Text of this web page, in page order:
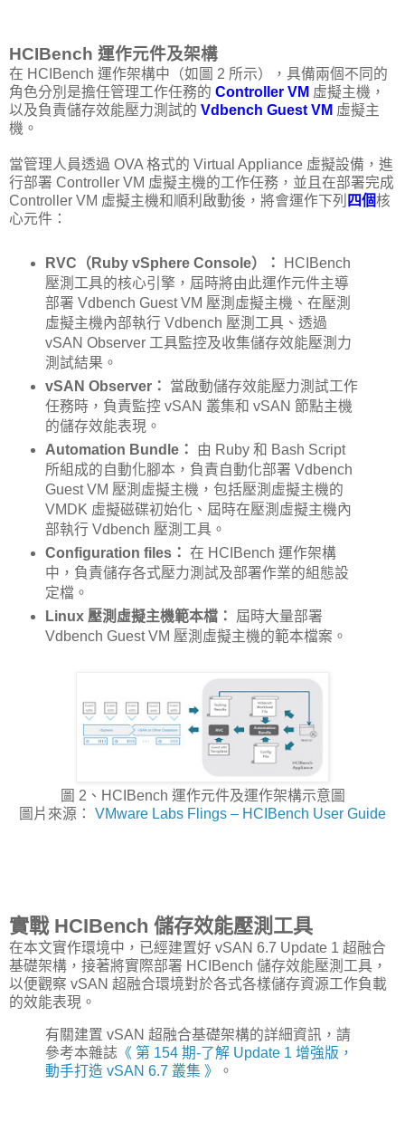
HCIBench 運作元件及架構
在 HCIBench 運作架構中（如圖 2 所示），具備兩個不同的
角色分別是擔任管理工作任務的 Controller VM 虛擬主機，
以及負責儲存效能壓力測試的 Vdbench Guest VM 虛擬主
機。
當管理人員透過 OVA 格式的 Virtual Appliance 虛擬設備，進
行部署 Controller VM 虛擬主機的工作任務，並且在部署完成
Controller VM 虛擬主機和順利啟動後，將會運作下列 四個核
心元件：
RVC（Ruby vSphere Console）：
HCIBench
壓測工具的核心引擎，屆時將由此運作元件主導
部署 Vdbench Guest VM 壓測虛擬主機、在壓測
虛擬主機內部執行 Vdbench 壓測工具、透過
vSAN Observer 工具監控及收集儲存效能壓測力
測試結果。
vSAN Observer：
當啟動儲存效能壓力測試工作
任務時，負責監控 vSAN 叢集和 vSAN 節點主機
的儲存效能表現。
Automation Bundle：
由 Ruby 和 Bash Script
所組成的自動化腳本，負責自動化部署 Vdbench
Guest VM 壓測虛擬主機，包括壓測虛擬主機的
VMDK 虛擬磁碟初始化、屆時在壓測虛擬主機內
部執行 Vdbench 壓測工具。
Configuration files： 在 HCIBench 運作架構
中，負責儲存各式壓力測試及部署作業的組態設
定檔。
Linux 壓測虛擬主機範本檔：
屆時大量部署
Vdbench Guest VM 壓測虛擬主機的範本檔案。
圖 2、HCIBench 運作元件及運作架構示意圖
圖片來源： VMware Labs Flings – HCIBench User Guide
實戰 HCIBench 儲存效能壓測工具
在本文實作環境中，已經建置好 vSAN 6.7 Update 1 超融合
基礎架構，接著將實際部署 HCIBench 儲存效能壓測工具，
以便觀察 vSAN 超融合環境對於各式各樣儲存資源工作負載
的效能表現。
有關建置 vSAN 超融合基礎架構的詳細資訊，請
參考本雜誌 《 第 154 期-了解 Update 1 增強版，
動手打造 vSAN 6.7 叢集 》
。